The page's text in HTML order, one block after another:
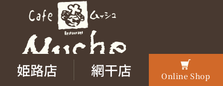
姫路店 網干店 Online Shop